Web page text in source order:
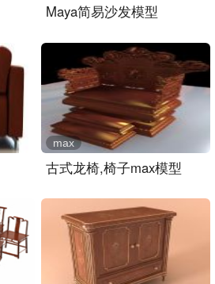
Maya简易沙发模型
古式龙椅,椅子max模型
max